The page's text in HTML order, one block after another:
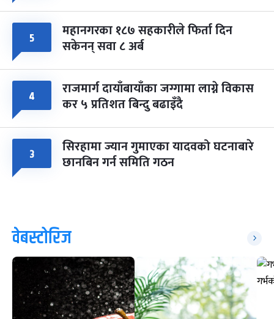
५ महानगरका १८७ सहकारीले फिर्ता दिन
सकेनन् सवा ८ अर्ब
४ राजमार्ग दायाँबायाँका जग्गामा लाग्ने विकास
कर ५ प्रतिशत बिन्दु बढाइँदै
३ सिरहामा ज्यान गुमाएका यादवको घटनाबारे
छानबिन गर्न समिति गठन
वेबस्टोरिज